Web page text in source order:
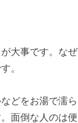
大事です。なぜ
。
どをお湯で濡ら
面倒な人のは便